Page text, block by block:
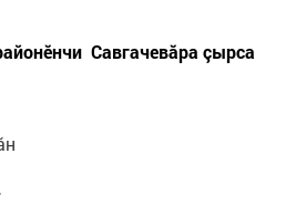
Савгачевăра çырса